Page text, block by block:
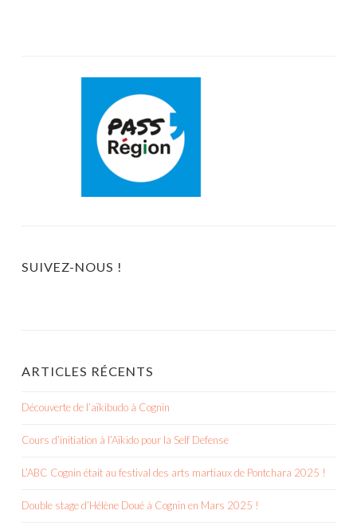
SUIVEZ-NOUS !
ARTICLES RÉCENTS
Découverte de l’aïkibudo à Cognin
Cours d’initiation à l’Aïkido pour la Self Defense
L’ABC Cognin était au festival des arts martiaux de Pontchara 2025 !
Double stage d’Hélène Doué à Cognin en Mars 2025 !